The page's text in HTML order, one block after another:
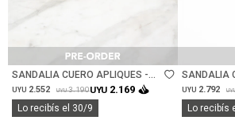
Talle
SANDALIA CUERO APLIQUES -
CHOCOLATE
UYU 2.552 UYU 3.190UYU 2.169
Lo recibís el 30/9
Talle
SANDALIA
TOBILLERA
UYU 2.792
Lo recibís